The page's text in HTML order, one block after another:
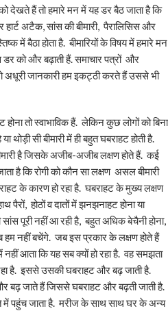
देखते हैं तो हमारे मन में यह डर बैठ जाता है कि
हार्ट अटैक, सांस की बीमारी, पैरालिसिस और
में बैठा होता है. बीमारियों के विषय में हमारे मन
डर को और बढ़ाती हैं. समाचार पत्रों और
अधूरी जानकारी हम इकट्ठी करते हैं उससे भी
होना तो स्वाभाविक हैं. लेकिन कुछ लोगों को बिना
थोड़ी सी बीमारी में ही बहुत घबराहट होती है.
है जिसके अजीब-अजीब लक्षण होते हैं. कई
है कि रोगी को कौन सा लक्षण असल बीमारी
के कारण हो रहा है. घबराहट के मुख्य लक्षण
होठों व दातों में झनझनाहट होना या
पूरी नहीं आ रही है, बहुत अधिक बेचैनी होना,
नहीं बचेंगे. जब इस प्रकार के लक्षण होते हैं
आता कि यह सब क्यों हो रहा है. वह समझता
रहा है. इससे उसकी घबराहट और बढ़ जाती है.
बढ़ जाते हैं जिससे घबराहट और बढ़ती जाती है.
में पहुंच जाता है. मरीज के साथ साथ घर के अन्य